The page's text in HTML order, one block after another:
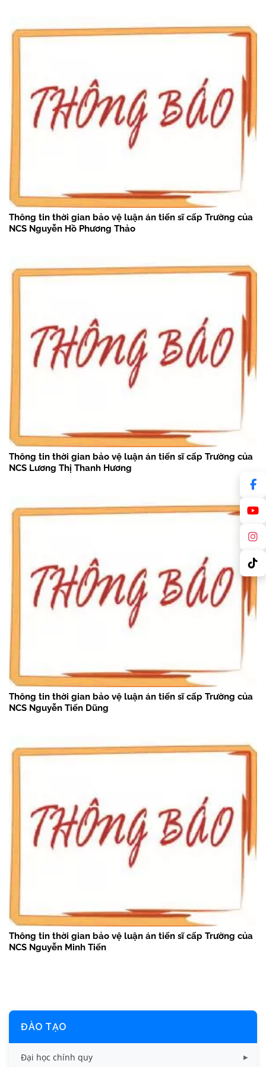
Thông tin thời gian bảo vệ luận án tiến sĩ cấp Trường của
NCS Nguyễn Hồ Phương Thảo
Thông tin thời gian bảo vệ luận án tiến sĩ cấp Trường của
NCS Lương Thị Thanh Hương
Thông tin thời gian bảo vệ luận án tiến sĩ cấp Trường của
NCS Nguyễn Tiến Dũng
Thông tin thời gian bảo vệ luận án tiến sĩ cấp Trường của
NCS Nguyễn Minh Tiến
ĐÀO TẠO
Đại học chính quy